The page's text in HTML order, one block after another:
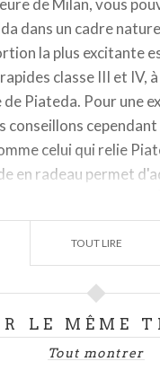
dans un cadre
la plus excitante
classe III et IV,
de Piateda. Pour une
conseillons
celui qui relie
en radeau permet
est possible de
tout l'été. Pour ne
de vous
bien équipé.
Garde à la voile
garantissent
TOUT LIRE
LE MÊME
Tout montrer